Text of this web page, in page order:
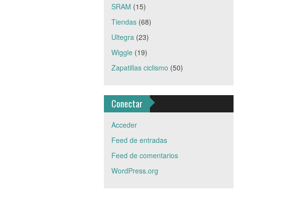
SRAM (15)
Tiendas(68)
Ultegra(23)
Wiggle(19)
Zapatillas ciclismo (50)
Conectar
Acceder
Feed de entradas
Feed de comentarios
WordPress.org